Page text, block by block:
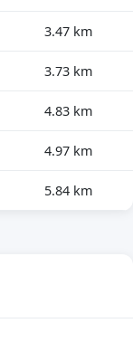
3.47 km
3.73 km
4.83 km
4.97 km
5.84 km